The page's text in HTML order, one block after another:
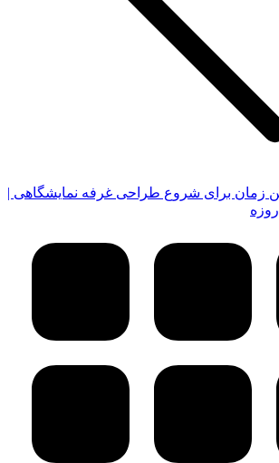
زمان برای شروع طراحی غرفه نمایشگاهی |